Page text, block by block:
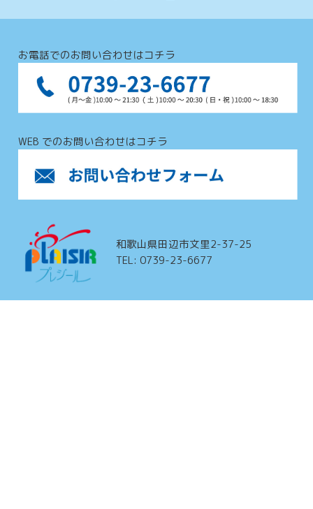
お電話でのお問い合わせはコチラ
WEB でのお問い合わせはコチラ
和歌山県田辺市文里2-37-25
TEL: 0739-23-6677